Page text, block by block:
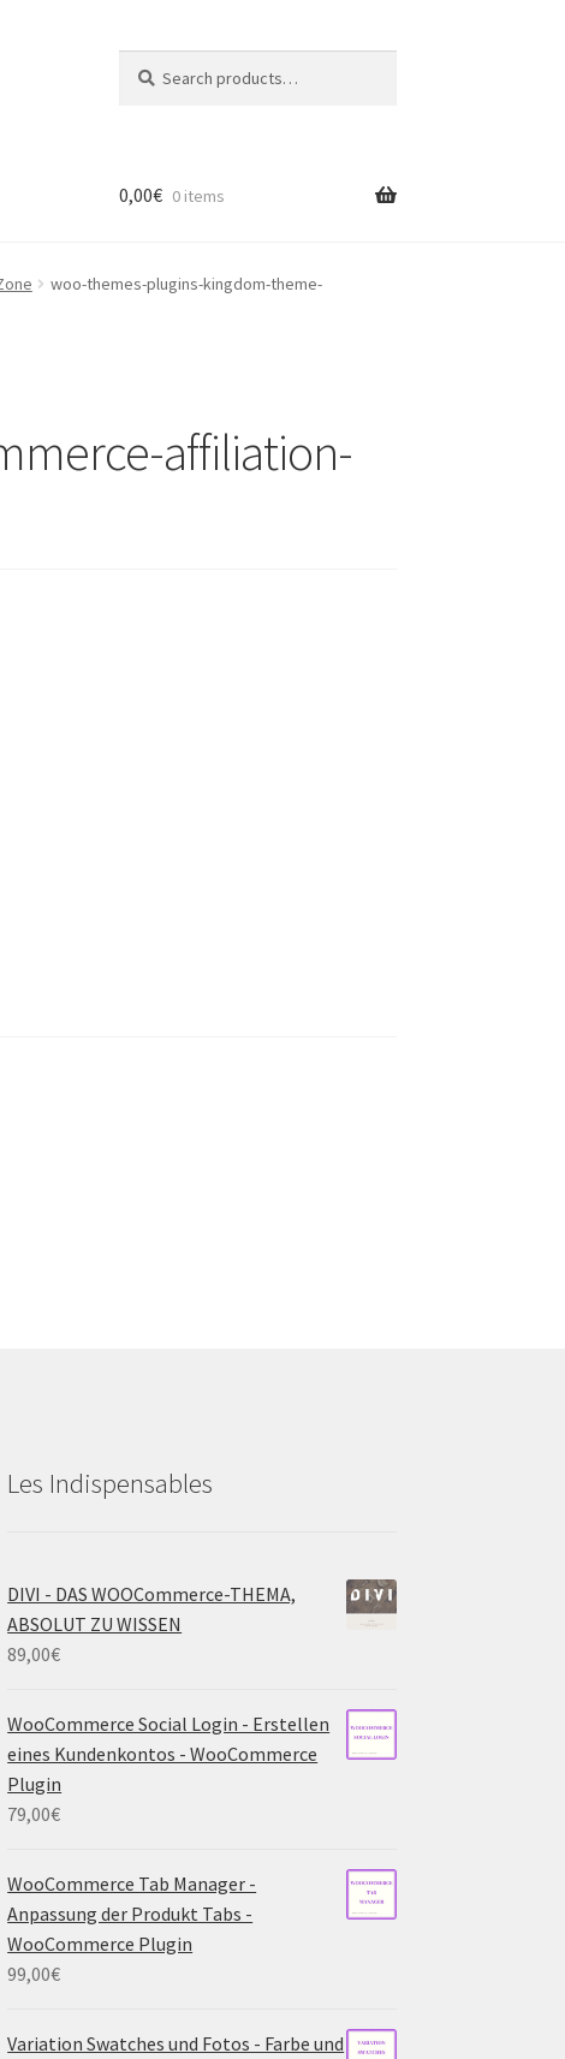
for:
0,00€ 0 items
woo-themes-plugins-kingdom-theme-
affiliation-
Les Indispensables
DIVI - DAS WOOCommerce-THEMA,
ABSOLUT ZU WISSEN
89,00€
WooCommerce Social Login - Erstellen
eines Kundenkontos - WooCommerce
Plugin
79,00€
WooCommerce Tab Manager -
Anpassung der Produkt Tabs -
WooCommerce Plugin
99,00€
Variation Swatches und Fotos - Farbe und